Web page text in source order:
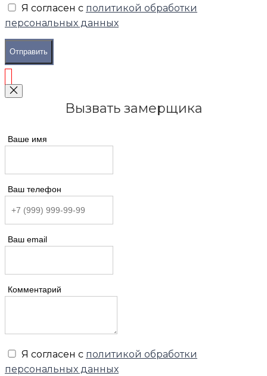
Я согласен с политикой обработки
персональных данных
Отправить
Вызвать замерщика
Ваше имя
Ваш телефон
Ваш email
Комментарий
Я согласен с политикой обработки
персональных данных